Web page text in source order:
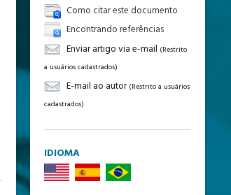
Como citar este documento
Encontrando referências
Enviar artigo via e-mail (Restrito
a usuários cadastrados)
E-mail ao autor (Restrito a usuários
cadastrados)
IDIOMA